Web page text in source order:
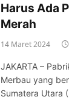
Harus Ada
Merah
14 Maret 2024
JAKARTA –
Merbau yang
Sumatera Utara